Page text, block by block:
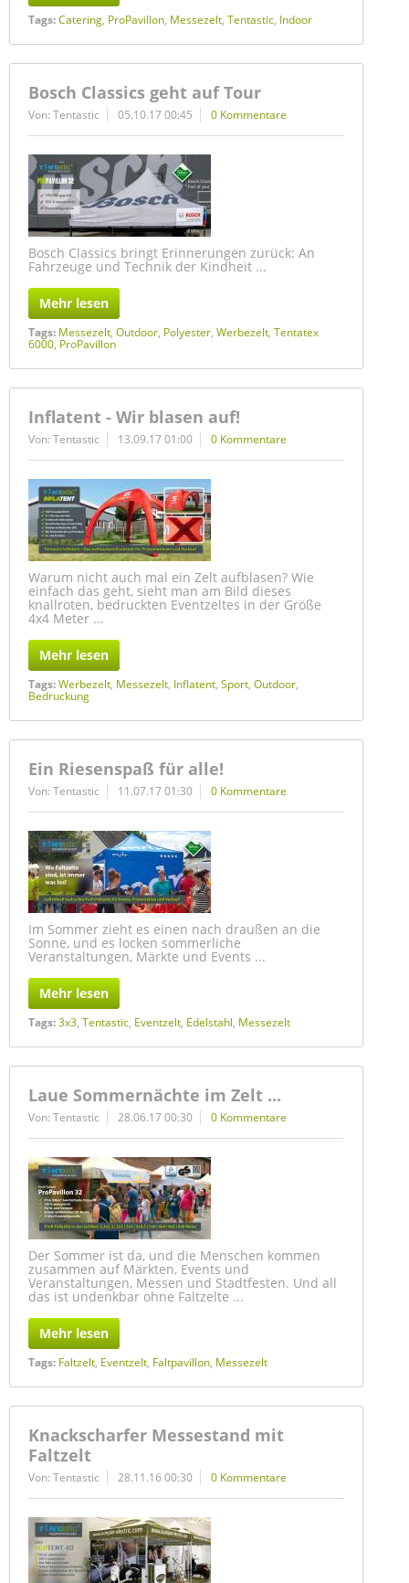
Tags:Catering, ProPavillon, Messezelt, Tentastic, Indoor
Bosch Classics geht auf Tour
Von: Tentastic 05.10.17 00:45 0 Kommentare
Bosch Classics bringt Erinnerungen zurück: An
Fahrzeuge und Technik der Kindheit ...
Mehr lesen
Tags: Messezelt, Outdoor, Polyester, Werbezelt, Tentatex
6000, ProPavillon
Inflatent - Wir blasen auf!
Von: Tentastic 13.09.17 01:00 0 Kommentare
Warum nicht auch mal ein Zelt aufblasen? Wie
einfach das geht, sieht man am Bild dieses
knallroten, bedruckten Eventzeltes in der Größe
4x4 Meter ...
Mehr lesen
Tags:Werbezelt, Messezelt, Inflatent, Sport, Outdoor,
Bedruckung
Ein Riesenspaß für alle!
Von: Tentastic 11.07.17 01:30 0 Kommentare
Im Sommer zieht es einen nach draußen an die
Sonne, und es locken sommerliche
Veranstaltungen, Märkte und Events ...
Mehr lesen
Tags:3x3, Tentastic, Eventzelt, Edelstahl, Messezelt
Laue Sommernächte im Zelt ...
Von: Tentastic 28.06.17 00:30 0 Kommentare
Der Sommer ist da, und die Menschen kommen
zusammen auf Märkten, Events und
Veranstaltungen, Messen und Stadtfesten. Und all
das ist undenkbar ohne Faltzelte ...
Mehr lesen
Tags: Faltzelt, Eventzelt, Faltpavillon, Messezelt
Knackscharfer Messestand mit
Faltzelt
Von: Tentastic 28.11.16 00:30 0 Kommentare